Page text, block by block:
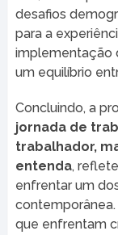
desafios
para a
implementação
um equilíbrio
Concluindo, a
jornada de
trabalhador,
entenda,
enfrentar um
contemporânea.
que enfrentam